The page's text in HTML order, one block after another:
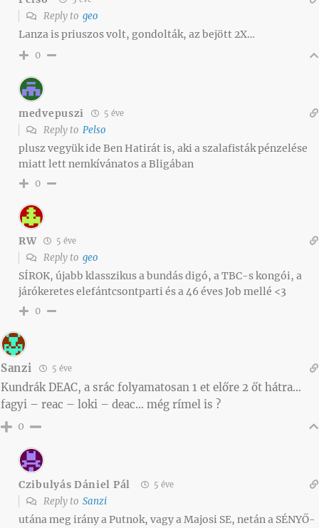
Reply to geo
Lanza is priuszos volt, gondolták, az bejött 2X…
0
medvepuszi 5 éve
Reply to Pelso
plusz vegyük ide Ben Hatirát is, aki a szalafisták pénzelése
miatt lett nemkívánatos a Bligában
0
RW 5 éve
Reply to geo
SÍROK, újabb klasszikus a bundás digó, a TBC-s kongói, a
járókeretes elefántcsontparti és a 46 éves Job mellé <3
0
Sanzi 5 éve
Kundrák DEAC, a srác folyamatosan 1 et előre 2 őt hátra…
fagyi – reac – loki – deac… még rímel is ?
0
Czibulyás Dániel Pál 5 éve
Reply to Sanzi
utána meg irány a Putnok, vagy a Majosi SE, netán a SÉNYŐ-